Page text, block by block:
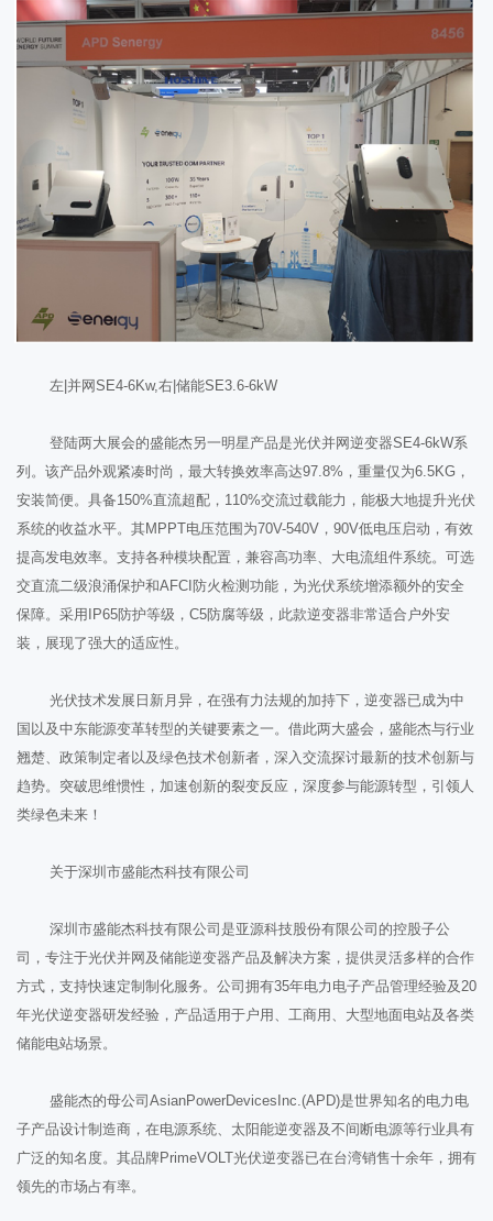
左|并网SE4-6Kw,右|储能SE3.6-6kW
登陆两大展会的盛能杰另一明星产品是光伏并网逆变器SE4-6kW系
列。该产品外观紧凑时尚，最大转换效率高达97.8%，重量仅为6.5KG，
安装简便。具备150%直流超配，110%交流过载能力，能极大地提升光伏
系统的收益水平。其MPPT电压范围为70V-540V，90V低电压启动，有效
提高发电效率。支持各种模块配置，兼容高功率、大电流组件系统。可选
交直流二级浪涌保护和AFCI防火检测功能，为光伏系统增添额外的安全
保障。采用IP65防护等级，C5防腐等级，此款逆变器非常适合户外安
装，展现了强大的适应性。
光伏技术发展日新月异，在强有力法规的加持下，逆变器已成为中
国以及中东能源变革转型的关键要素之一。借此两大盛会，盛能杰与行业
翘楚、政策制定者以及绿色技术创新者，深入交流探讨最新的技术创新与
趋势。突破思维惯性，加速创新的裂变反应，深度参与能源转型，引领人
类绿色未来！
关于深圳市盛能杰科技有限公司
深圳市盛能杰科技有限公司是亚源科技股份有限公司的控股子公
司，专注于光伏并网及储能逆变器产品及解决方案，提供灵活多样的合作
方式，支持快速定制制化服务。公司拥有35年电力电子产品管理经验及20
年光伏逆变器研发经验，产品适用于户用、工商用、大型地面电站及各类
储能电站场景。
盛能杰的母公司AsianPowerDevicesInc.(APD)是世界知名的电力电
子产品设计制造商，在电源系统、太阳能逆变器及不间断电源等行业具有
广泛的知名度。其品牌PrimeVOLT光伏逆变器已在台湾销售十余年，拥有
领先的市场占有率。